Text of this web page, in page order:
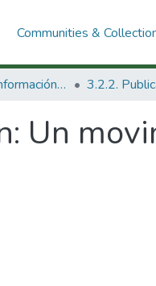
Communities &
3. Recursos de Información Científica y Tecnológica
Un